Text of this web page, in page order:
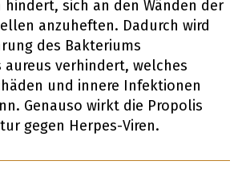
hindert, sich an den Wänden der
anzuheften. Dadurch wird
des Bakteriums
verhindert, welches
und innere Infektionen
Genauso wirkt die Propolis
gegen Herpes-Viren.